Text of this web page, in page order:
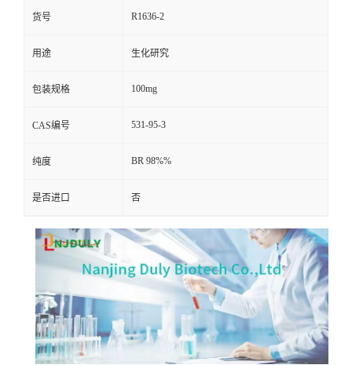
货号 R1636-2
用途 生化研究
包装规格 100mg
CAS编号 531-95-3
纯度 BR 98%%
是否进口 否